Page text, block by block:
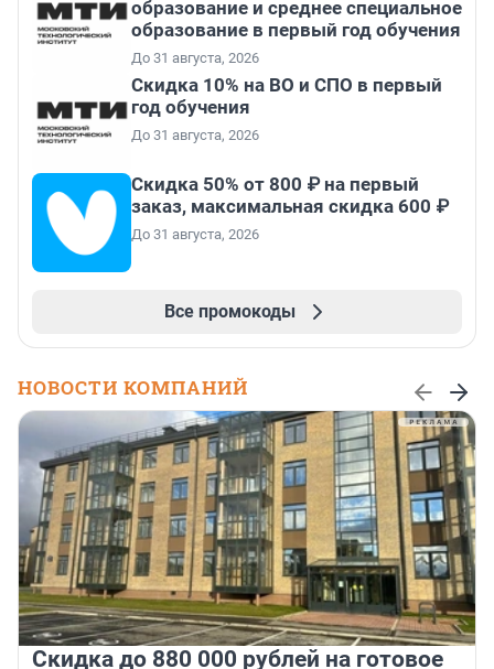
образование и среднее специальное
образование в первый год обучения
До 31 августа, 2026
Скидка 10% на ВО и СПО в первый
год обучения
До 31 августа, 2026
Скидка 50% от 800 ₽ на первый
заказ, максимальная скидка 600 ₽
До 31 августа, 2026
Все промокоды
НОВОСТИ КОМПАНИЙ
Скидка до 880 000 рублей на готовое